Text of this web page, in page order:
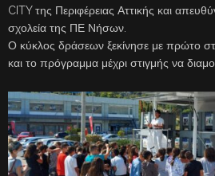
CITY της Περιφέρειας Αττικής και
σχολεία της ΠΕ Νήσων.
Ο κύκλος δράσεων ξεκίνησε με πρώτο
και το πρόγραμμα μέχρι στιγμής να